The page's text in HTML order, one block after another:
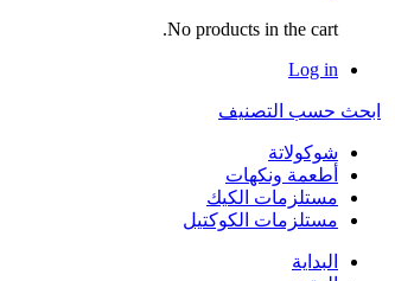
No products in the cart.
Log in
ابحث حسب التصنيف
شوكولاتة
أطعمة ونكهات
مستلزمات الكيك
مستلزمات الكوكتيل
البداية